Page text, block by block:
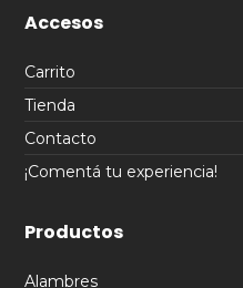
Accesos
Carrito
Tienda
Contacto
¡Comentá tu experiencia!
Productos
Alambres